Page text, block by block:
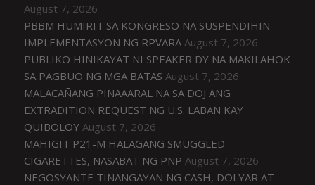
August 7, 2026
PBBM HUMIRIT SA KONGRESO NA SUSPENDIHIN
IMPLEMENTASYON NG RPVARA August 7, 2026
PUBLIKO HINIKAYAT NI SPEAKER DY NA MAKILAHOK
SA PAGBUO NG MGA BATAS August 7, 2026
MALACAÑANG PINAAARAL NA SA DOJ ANG
EXTRADITION REQUEST NG U.S. LABAN KAY
QUIBOLOY August 7, 2026
MAHIGIT P21-M HALAGANG SMUGGLED
CIGARETTES, NASABAT NG PNP August 7, 2026
NEGOSYANTE TINANGAYAN NG CASH, DOLYAR AT